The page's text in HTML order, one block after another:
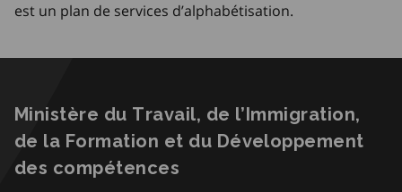
est un plan de services d’alphabétisation.
Ministère du Travail, de l’Immigration,
de la Formation et du Développement
des compétences